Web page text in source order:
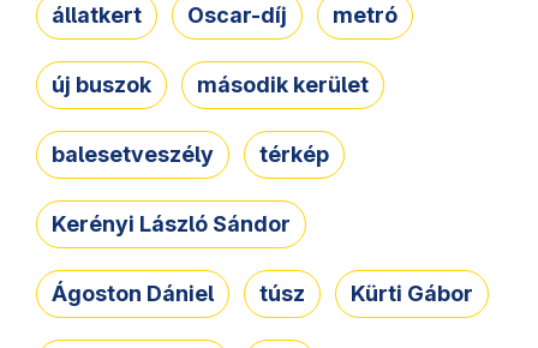
állatkert Oscar-díj metró
új buszok második kerület
balesetveszély térkép
Kerényi László Sándor
Ágoston Dániel túsz Kürti Gábor